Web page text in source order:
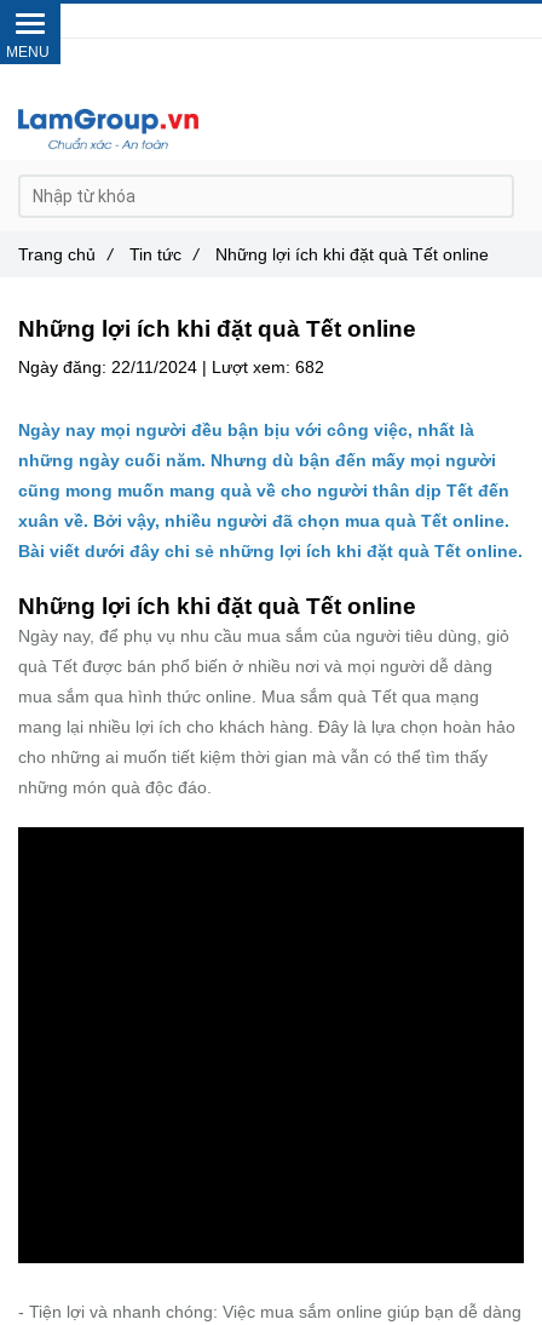
Những lợi ích khi đặt quà Tết online
Ngày đăng: 22/11/2024 | Lượt xem: 682
Ngày nay mọi người đều bận bịu với công việc, nhất là
những ngày cuối năm. Nhưng dù bận đến mấy mọi người
cũng mong muốn mang quà về cho người thân dịp Tết đến
xuân về. Bởi vậy, nhiều người đã chọn mua quà Tết online.
Bài viết dưới đây chi sẻ những lợi ích khi đặt quà Tết online.
Những lợi ích khi đặt quà Tết online
Ngày nay, để phụ vụ nhu cầu mua sắm của người tiêu dùng, giỏ
quà Tết được bán phổ biến ở nhiều nơi và mọi người dễ dàng
mua sắm qua hình thức online. Mua sắm quà Tết qua mạng
mang lại nhiều lợi ích cho khách hàng. Đây là lựa chọn hoàn hảo
cho những ai muốn tiết kiệm thời gian mà vẫn có thể tìm thấy
những món quà độc đáo.
- Tiện lợi và nhanh chóng: Việc mua sắm online giúp bạn dễ dàng
Trang chủ / Tin tức / Những lợi ích khi đặt quà Tết online